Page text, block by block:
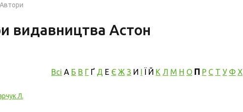
Автори
видавництва Астон
Всі А Б В Г Ґ Д Е Є Ж З И І Ї Й К Л М Н О П Р С Т У Ф Х
Л.